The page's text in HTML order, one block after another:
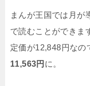
まんが王国では月が
で読むことができま
定価が12,848円なの
11,563円 に。